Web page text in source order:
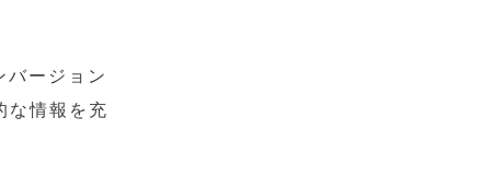
ージョン
な情報を充